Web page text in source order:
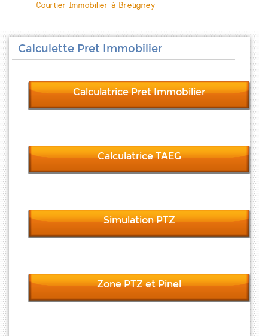
Courtier Immobilier à Bretigney
Calculette Pret Immobilier
Calculatrice Pret Immobilier
Calculatrice TAEG
Simulation PTZ
Zone PTZ et Pinel